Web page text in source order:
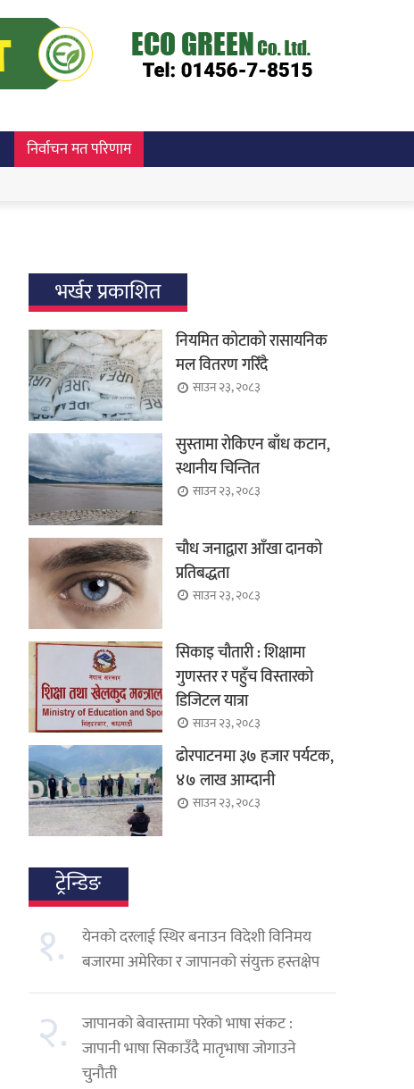
निर्वाचन मत परिणाम
भर्खर प्रकाशित
नियमित कोटाको रासायनिक
मल वितरण गरिँदै
साउन २३, २०८३
सुस्तामा रोकिएन बाँध कटान,
स्थानीय चिन्तित
साउन २३, २०८३
चौध जनाद्वारा आँखा दानको
प्रतिबद्धता
साउन २३, २०८३
सिकाइ चौतारी : शिक्षामा
गुणस्तर र पहुँच विस्तारको
डिजिटल यात्रा
साउन २३, २०८३
ढोरपाटनमा ३७ हजार पर्यटक,
४७ लाख आम्दानी
साउन २३, २०८३
ट्रेन्डिङ
१.
येनको दरलाई स्थिर बनाउन विदेशी विनिमय
बजारमा अमेरिका र जापानको संयुक्त हस्तक्षेप
२.
जापानको बेवास्तामा परेको भाषा संकट :
जापानी भाषा सिकाउँदै मातृभाषा जोगाउने
चुनौती